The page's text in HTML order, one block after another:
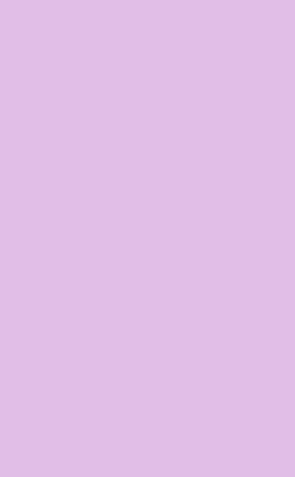
映え間違いなしの空間が
「9つの客室（テーマルー
が、サンリオの人気キャラ
理想を詰め込んでデザイ
ーキティ...